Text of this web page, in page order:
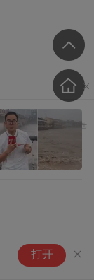
打开